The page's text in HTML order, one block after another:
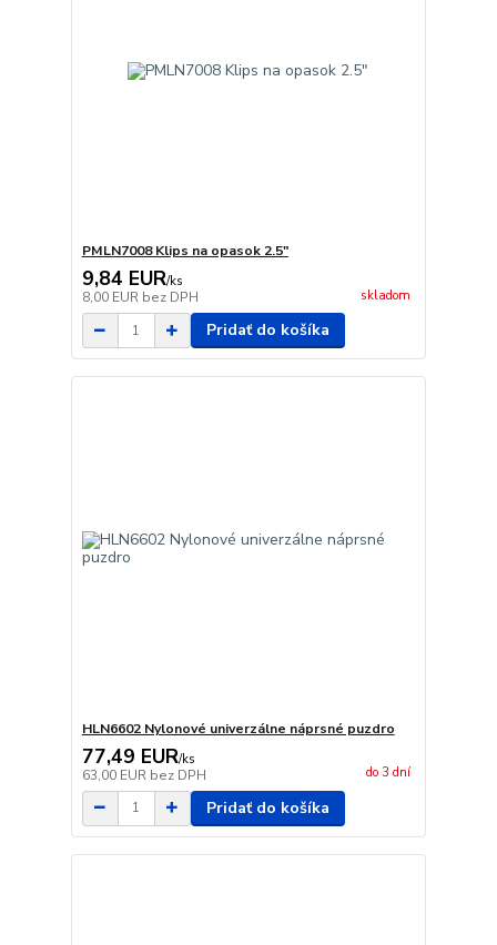
PMLN7008 Klips na opasok 2.5"
9,84 EUR/ks
8,00 EUR bez DPH skladom
Pridať do košíka
HLN6602 Nylonové univerzálne náprsné puzdro
77,49 EUR/ks
63,00 EUR bez DPH do 3 dní
Pridať do košíka